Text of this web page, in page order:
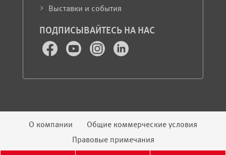
Выставки и события
ПОДПИСЫВАЙТЕСЬ НА НАС
FacebookYoutube InstagramLinkedIn
Юридическая информация
О компании
Общие коммерческие условия
Правовые примечания